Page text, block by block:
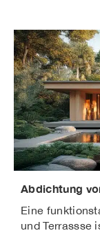
Abdichtung
Eine
und Terrassse